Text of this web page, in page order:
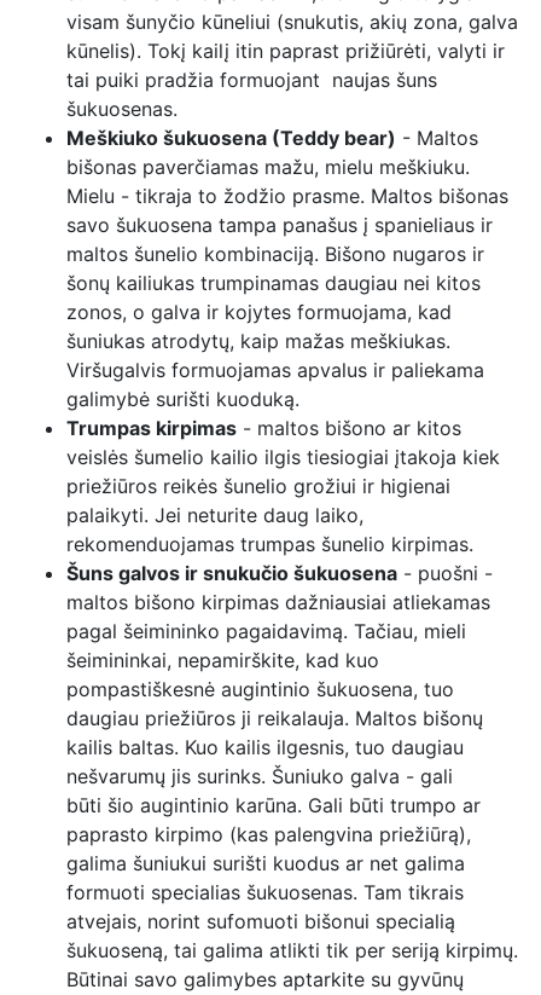
visam šunyčio kūneliui (snukutis, akių zona, galva
kūnelis). Tokį kailį itin paprast prižiūrėti, valyti ir
tai puiki pradžia formuojant naujas šuns
šukuosenas.
Meškiuko šukuosena (Teddy bear) - Maltos
bišonas paverčiamas mažu, mielu meškiuku.
Mielu - tikraja to žodžio prasme. Maltos bišonas
savo šukuosena tampa panašus į spanieliaus ir
maltos šunelio kombinaciją. Bišono nugaros ir
šonų kailiukas trumpinamas daugiau nei kitos
zonos, o galva ir kojytes formuojama, kad
šuniukas atrodytų, kaip mažas meškiukas.
Viršugalvis formuojamas apvalus ir paliekama
galimybė surišti kuoduką.
Trumpas kirpimas - maltos bišono ar kitos
veislės šumelio kailio ilgis tiesiogiai įtakoja kiek
priežiūros reikės šunelio grožiui ir higienai
palaikyti. Jei neturite daug laiko,
rekomenduojamas trumpas šunelio kirpimas.
Šuns galvos ir snukučio šukuosena - puošni -
maltos bišono kirpimas dažniausiai atliekamas
pagal šeimininko pagaidavimą. Tačiau, mieli
šeimininkai, nepamirškite, kad kuo
pompastiškesnė augintinio šukuosena, tuo
daugiau priežiūros ji reikalauja. Maltos bišonų
kailis baltas. Kuo kailis ilgesnis, tuo daugiau
nešvarumų jis surinks. Šuniuko galva - gali
būti šio augintinio karūna. Gali būti trumpo ar
paprasto kirpimo (kas palengvina priežiūrą),
galima šuniukui surišti kuodus ar net galima
formuoti specialias šukuosenas. Tam tikrais
atvejais, norint sufomuoti bišonui specialią
šukuoseną, tai galima atlikti tik per seriją kirpimų.
Būtinai savo galimybes aptarkite su gyvūnų